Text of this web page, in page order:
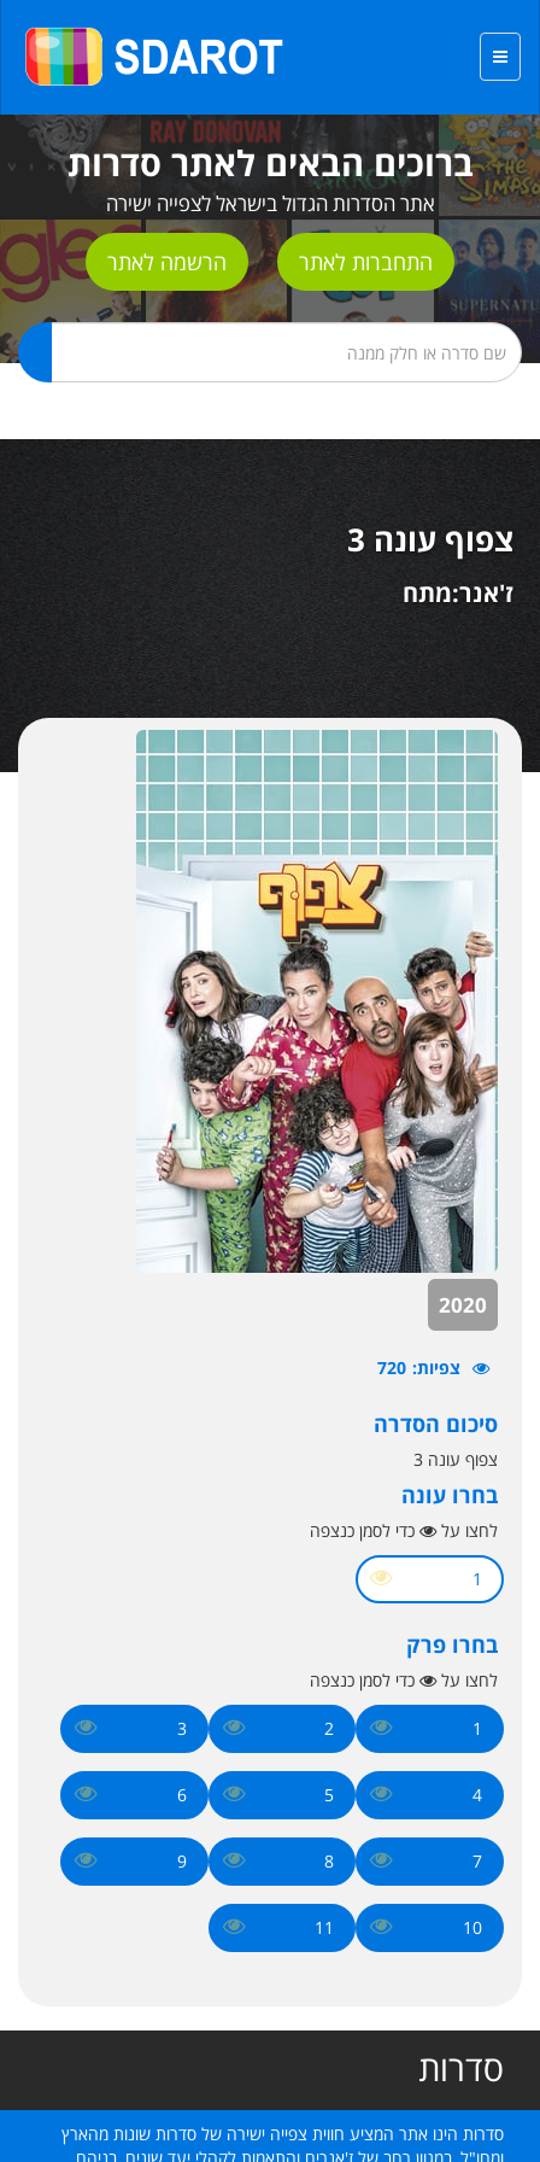
ברוכים הבאים לאתר סדרות
אתר הסדרות הגדול בישראל לצפייה ישירה
התחברות לאתר הרשמה לאתר
צפוף עונה 3
ז'אנר:מתח
2020
צפיות 720
סיכום הסדרה
צפוף עונה 3
בחרו עונה
לחצו על כדי לסמן כנצפה
1
בחרו פרק
לחצו על כדי לסמן כנצפה
1
2
3
4
5
6
7
8
9
10
11
סדרות
סדרות הינו אתר המציע חווית צפייה ישירה של סדרות שונות מהארץ